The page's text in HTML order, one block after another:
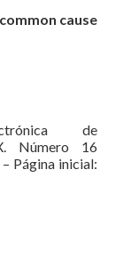
cause
de
Número 16
Página inicial: